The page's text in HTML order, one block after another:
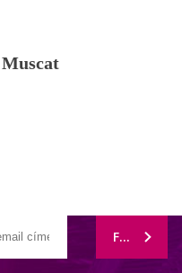
Muscat